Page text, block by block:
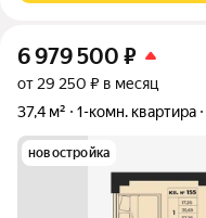
6 979 500 ₽
от 29 250 ₽ в месяц
37,4 м²
1-комн. квартира
новостройка